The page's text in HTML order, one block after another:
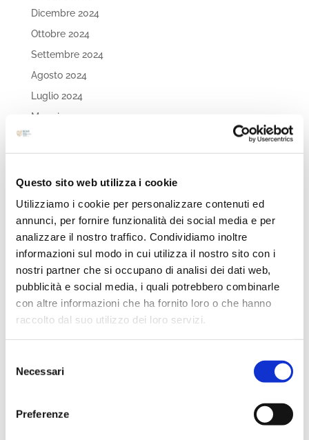
Questo sito web utilizza i cookie
Utilizziamo i cookie per personalizzare contenuti ed
annunci, per fornire funzionalità dei social media e per
analizzare il nostro traffico. Condividiamo inoltre
informazioni sul modo in cui utilizza il nostro sito con i
nostri partner che si occupano di analisi dei dati web,
pubblicità e social media, i quali potrebbero combinarle
con altre informazioni che ha fornito loro o che hanno
raccolto dal suo utilizzo dei loro servizi.
delNecessari
Preferenze
Dicembre 2024
Ottobre 2024
Settembre 2024
Agosto 2024
Luglio 2024
Maggio 2024
Aprile 2024
Febbraio 2024
Dicembre 2023
Settembre 2023
Agosto 2023
Maggio 2023
Aprile 2023
Marzo 2023
Dicembre 2022